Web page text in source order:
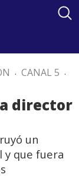
. CANAL 5 .
director
un
que fuera